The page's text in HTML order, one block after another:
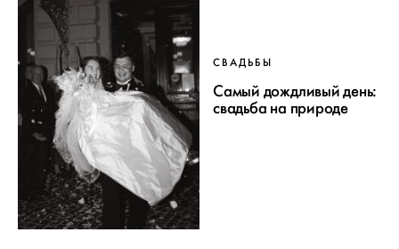
СВАДЬБЫ
Самый дождливый день:
свадьба на природе